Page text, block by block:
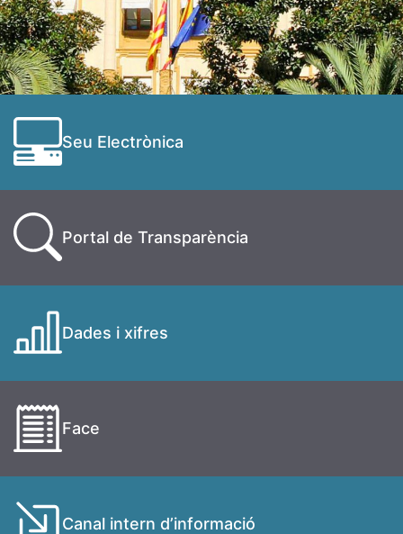
Seu Electrònica
Portal de Transparència
Dades i xifres
Face
Canal intern d’informació